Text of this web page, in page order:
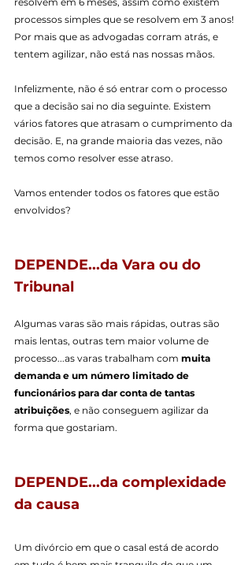
processos simples que se resolvem em 3 anos!
Por mais que as advogadas corram atrás, e
tentem agilizar, não está nas nossas mãos.
Infelizmente, não é só entrar com o processo
que a decisão sai no dia seguinte. Existem
vários fatores que atrasam o cumprimento da
decisão. E, na grande maioria das vezes, não
temos como resolver esse atraso.
Vamos entender todos os fatores que estão
envolvidos?
DEPENDE...da Vara ou do
Tribunal
Algumas varas são mais rápidas, outras são
mais lentas, outras tem maior volume de
processo...as varas trabalham com muita
demanda e um número limitado de
funcionários para dar conta de tantas
atribuições, e não conseguem agilizar da
forma que gostariam.
DEPENDE...da complexidade
da causa
Um divórcio em que o casal está de acordo